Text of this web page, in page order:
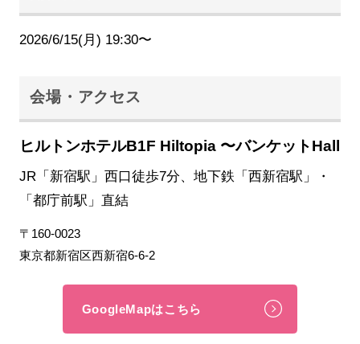
2026/6/15(月) 19:30〜
会場・アクセス
ヒルトンホテルB1F Hiltopia 〜バンケットHall
JR「新宿駅」西口徒歩7分、地下鉄「西新宿駅」・
「都庁前駅」直結
〒160-0023
東京都新宿区西新宿6-6-2
GoogleMapはこちら